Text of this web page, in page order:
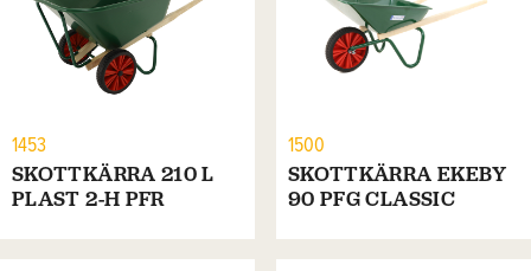
1453
SKOTTKÄRRA 210 L
PLAST 2-H PFR
1500
SKOTTKÄRRA EKEBY
90 PFG CLASSIC